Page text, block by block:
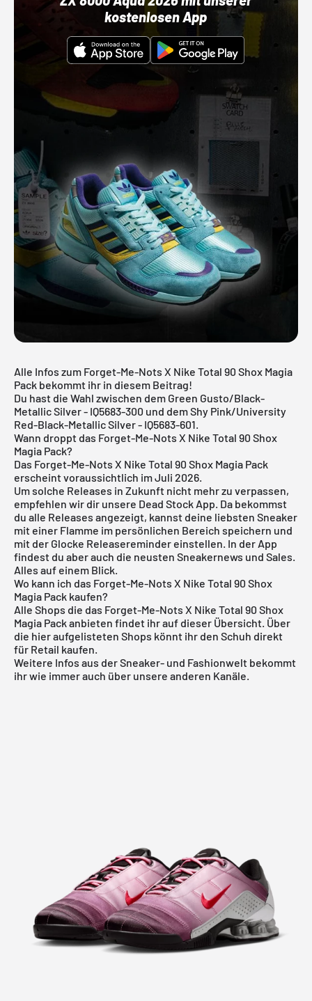
kostenlosen App
Alle Infos zum Forget-Me-Nots X Nike Total 90 Shox Magia
Pack bekommt ihr in diesem Beitrag!
Du hast die Wahl zwischen dem Green Gusto/Black-
Metallic Silver - IQ5683-300 und dem Shy Pink/University
Red-Black-Metallic Silver - IQ5683-601.
Wann droppt das Forget-Me-Nots X Nike Total 90 Shox
Magia Pack?
Das Forget-Me-Nots X Nike Total 90 Shox Magia Pack
erscheint voraussichtlich im Juli 2026.
Um solche Releases in Zukunft nicht mehr zu verpassen,
empfehlen wir dir unsere Dead Stock App. Da bekommst
du alle Releases angezeigt, kannst deine liebsten Sneaker
mit einer Flamme im persönlichen Bereich speichern und
mit der Glocke Releasereminder einstellen. In der App
findest du aber auch die neusten Sneakernews und Sales.
Alles auf einem Blick.
Wo kann ich das Forget-Me-Nots X Nike Total 90 Shox
Magia Pack kaufen?
Alle Shops die das Forget-Me-Nots X Nike Total 90 Shox
Magia Pack anbieten findet ihr auf dieser Übersicht. Über
die hier aufgelisteten Shops könnt ihr den Schuh direkt
für Retail kaufen.
Weitere Infos aus derSneaker- und Fashionwelt bekommt
ihr wie immer auch über unsere anderen Kanäle.